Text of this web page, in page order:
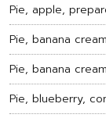
Pie, apple,
Pie, banana
Pie, banana
Pie, blueberry,